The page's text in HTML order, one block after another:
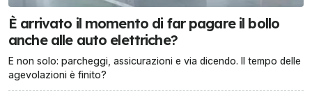
È arrivato il momento di far pagare il bollo
anche alle auto elettriche?
E non solo: parcheggi, assicurazioni e via dicendo. Il tempo delle
agevolazioni è finito?